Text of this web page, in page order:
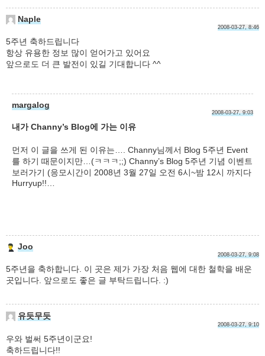
Naple
2008-03-27, 8:46
5주년 축하드립니다
항상 유용한 정보 많이 얻어가고 있어요
앞으로도 더 큰 발전이 있길 기대합니다 ^^
margalog
2008-03-27, 9:03
내가 Channy’s Blog에 가는 이유
먼저 이 글을 쓰게 된 이유는…. Channy님께서 Blog 5주년 Event
를 하기 때문이지만…(ㅋㅋㅋ;;) Channy’s Blog 5주년 기념 이벤트
보러가기 (응모시간이 2008년 3월 27일 오전 6시~밤 12시 까지다
Hurryup!!…
Joo
2008-03-27, 9:08
5주년을 축하합니다. 이 곳은 제가 가장 처음 웹에 대한 철학을 배운
곳입니다. 앞으로도 좋은 글 부탁드립니다. :)
유듯무듯
2008-03-27, 9:10
우와 벌써 5주년이군요!
축하드립니다!!